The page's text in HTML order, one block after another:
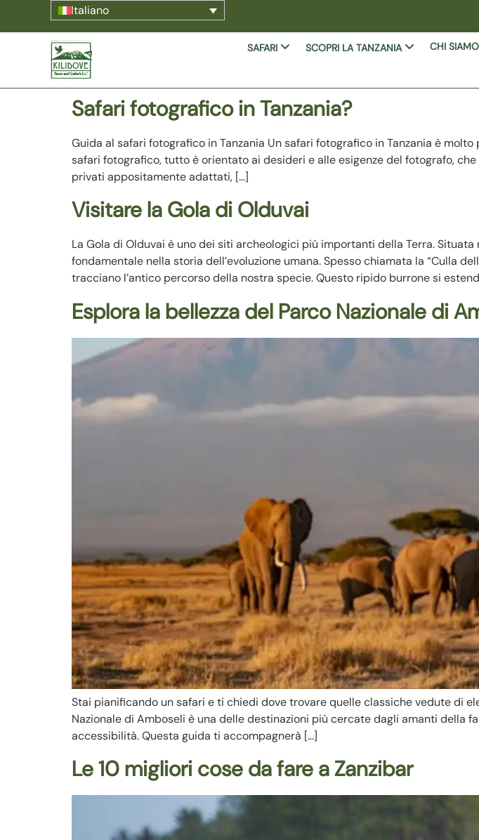
Italiano
SAFARI SCOPRI LA TANZANIA CHI SIAMO
Safari fotografico in Tanzania?
Guida al safari fotografico in Tanzania Un safari fotografico in Tanzania è
safari fotografico, tutto è orientato ai desideri e alle esigenze del fotografo,
privati appositamente adattati, […]
Visitare la Gola di Olduvai
La Gola di Olduvai è uno dei siti archeologici più importanti della Terra.
fondamentale nella storia dell’evoluzione umana. Spesso chiamata la “Culla
tracciano l’antico percorso della nostra specie. Questo ripido burrone si
Esplora la bellezza del Parco Nazionale di
Stai pianificando un safari e ti chiedi dove trovare quelle classiche vedute di
Nazionale di Amboseli è una delle destinazioni più cercate dagli amanti
accessibilità. Questa guida ti accompagnerà […]
Le 10 migliori cose da fare a Zanzibar